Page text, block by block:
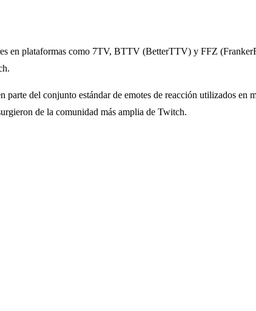
en plataformas como 7TV, BTTV (BetterTTV) y FFZ
del conjunto estándar de emotes de reacción utilizados en
de la comunidad más amplia de Twitch.